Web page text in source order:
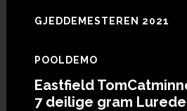
GJEDDEMESTEREN 2021
POOLDEMO
Eastfield
7 deilige gram